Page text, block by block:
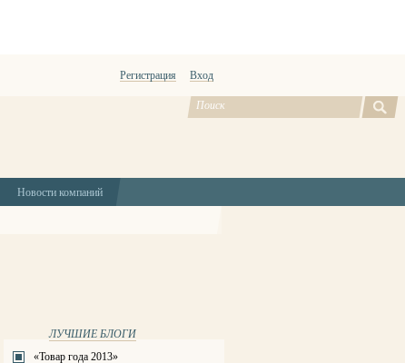
Регистрация Вход
Новости компаний
ЛУЧШИЕ БЛОГИ
«Товар года 2013»